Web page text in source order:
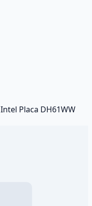
Intel Placa DH61WW